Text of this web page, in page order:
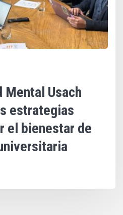
Mental Usach
estrategias
el bienestar de